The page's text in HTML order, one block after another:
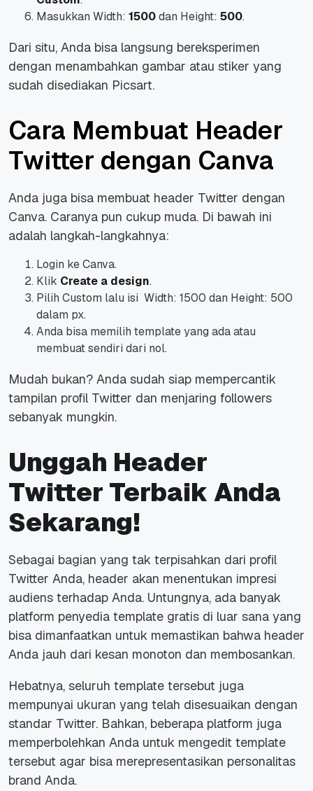
Masukkan Width: 1500dan Height: 500.
Dari situ, Anda bisa langsung bereksperimen
dengan menambahkan gambar atau stiker yang
sudah disediakan Picsart.
Cara Membuat Header
Twitter dengan Canva
Anda juga bisa membuat header Twitter dengan
Canva. Caranya pun cukup muda. Di bawah ini
adalah langkah-langkahnya:
Login ke Canva.
Klik Create a design.
Pilih Custom lalu isi Width: 1500 dan Height: 500
dalam px.
Anda bisa memilih template yang ada atau
membuat sendiri dari nol.
Mudah bukan? Anda sudah siap mempercantik
tampilan profil Twitter dan menjaring followers
sebanyak mungkin.
Unggah Header
Twitter Terbaik Anda
Sekarang!
Sebagai bagian yang tak terpisahkan dari profil
Twitter Anda, header akan menentukan impresi
audiens terhadap Anda. Untungnya, ada banyak
platform penyedia template gratis di luar sana yang
bisa dimanfaatkan untuk memastikan bahwa header
Anda jauh dari kesan monoton dan membosankan.
Hebatnya, seluruh template tersebut juga
mempunyai ukuran yang telah disesuaikan dengan
standar Twitter. Bahkan, beberapa platform juga
memperbolehkan Anda untuk mengedit template
tersebut agar bisa merepresentasikan personalitas
brand Anda.